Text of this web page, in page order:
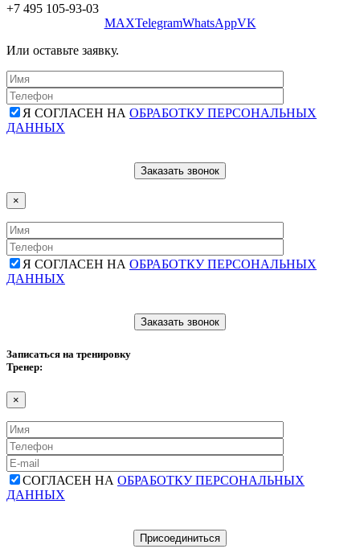
+7 495 105-93-03
MAXTelegramWhatsAppVK
Или оставьте заявку.
Я СОГЛАСЕН НА ОБРАБОТКУ ПЕРСОНАЛЬНЫХ
ДАННЫХ
×
Я СОГЛАСЕН НА ОБРАБОТКУ ПЕРСОНАЛЬНЫХ
ДАННЫХ
Записаться на тренировку
Тренер:
×
СОГЛАСЕН НА ОБРАБОТКУ ПЕРСОНАЛЬНЫХ
ДАННЫХ